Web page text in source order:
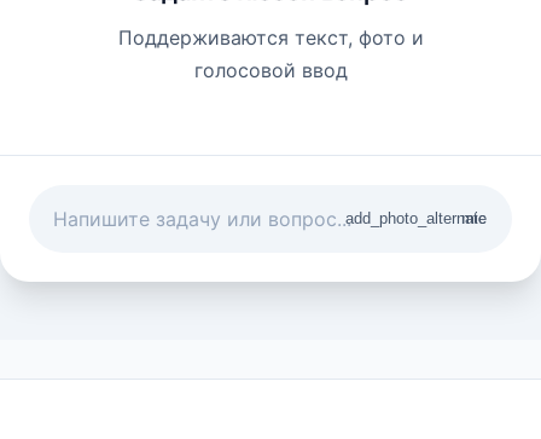
Поддерживаются текст, фото и
голосовой ввод
add_photo_alternate
mic